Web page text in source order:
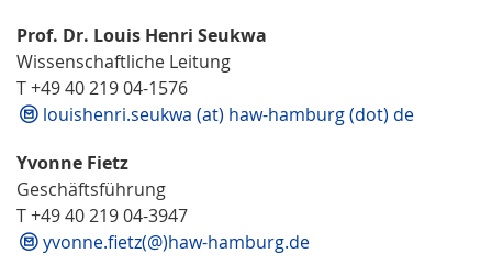
Prof. Dr. Louis Henri Seukwa
Wissenschaftliche Leitung
T +49 40 219 04-1576
louishenri.seukwa (at) haw-hamburg (dot) de
Yvonne Fietz
Geschäftsführung
T +49 40 219 04-3947
yvonne.fietz(@)haw-hamburg.de